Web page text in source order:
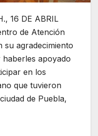
16 DE ABRIL
de Atención
agradecimiento
apoyado
en los
que tuvieron
de Puebla,